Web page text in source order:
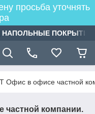
просьба уточнять
НАПОЛЬНЫЕ
Офис в офисе частной
компании.